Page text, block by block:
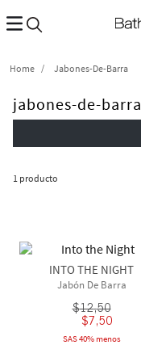
Jabones-De-Barra
jabones-de-barra
1 producto
INTO THE NIGHT
Jabón De Barra
$12,50
$7,50
SAS 40% menos